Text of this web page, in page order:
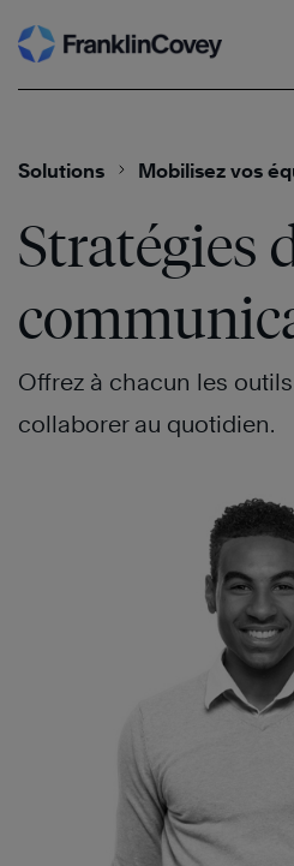
Skip
to
Solutions Mobilisez vos
Stratégies
Offrez à chacun les
collaborer au quotidien.